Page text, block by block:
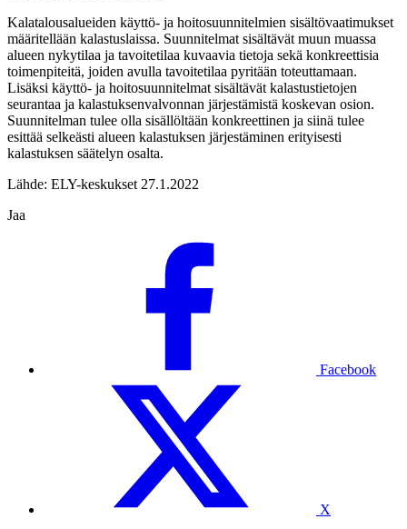
Kalatalousalueiden käyttö- ja hoitosuunnitelmien sisältövaatimukset
määritellään kalastuslaissa. Suunnitelmat sisältävät muun muassa
alueen nykytilaa ja tavoitetilaa kuvaavia tietoja sekä konkreettisia
toimenpiteitä, joiden avulla tavoitetilaa pyritään toteuttamaan.
Lisäksi käyttö- ja hoitosuunnitelmat sisältävät kalastustietojen
seurantaa ja kalastuksenvalvonnan järjestämistä koskevan osion.
Suunnitelman tulee olla sisällöltään konkreettinen ja siinä tulee
esittää selkeästi alueen kalastuksen järjestäminen erityisesti
kalastuksen säätelyn osalta.
Lähde: ELY-keskukset 27.1.2022
Jaa
Facebook
X